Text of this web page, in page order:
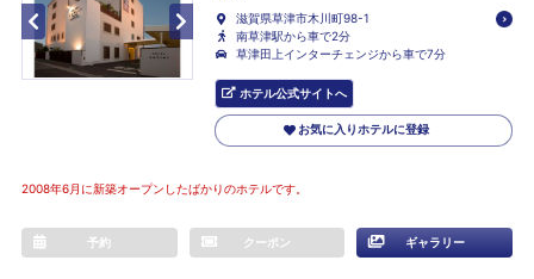
滋賀県草津市木川町98-1
南草津駅から車で2分
草津田上インターチェンジから車で7分
ホテル公式サイトへ
お気に入りホテルに登録
2008年6月に新築オープンしたばかりのホテルです。
予約 クーポン ギャラリー